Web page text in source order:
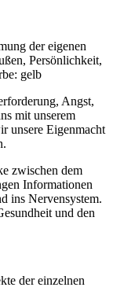
der eigenen
Persönlichkeit,
gelb
Angst,
mit unserem
unsere Eigenmacht
zwischen dem
Informationen
ins Nervensystem.
und den
der einzelnen